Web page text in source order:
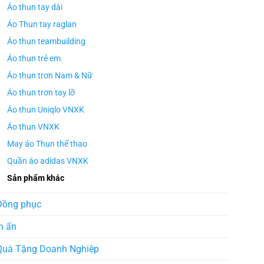
Áo thun tay dài
Áo Thun tay raglan
Áo thun teambuilding
Áo thun trẻ em
Áo thun trơn Nam & Nữ
Áo thun trơn tay lỡ
Áo thun Uniqlo VNXK
Áo thun VNXK
May áo Thun thể thao
Quần áo adidas VNXK
Sản phẩm khác
phục
ấn
Tặng Doanh Nghiệp